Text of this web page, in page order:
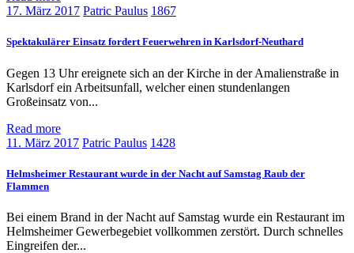
17. März 2017 Patric Paulus 1867
Spektakulärer Einsatz fordert Feuerwehren in Karlsdorf-Neuthard
Gegen 13 Uhr ereignete sich an der Kirche in der Amalienstraße in
Karlsdorf ein Arbeitsunfall, welcher einen stundenlangen
Großeinsatz von...
Read more
11. März 2017 Patric Paulus 1428
Helmsheimer Restaurant wurde in der Nacht auf Samstag Raub der
Flammen
Bei einem Brand in der Nacht auf Samstag wurde ein Restaurant im
Helmsheimer Gewerbegebiet vollkommen zerstört. Durch schnelles
Eingreifen der...